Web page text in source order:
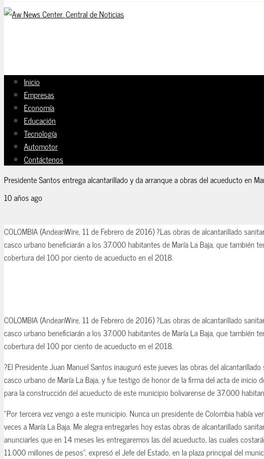
Inicio
Empresas
Economía
Educación
Tecnología
Automotor
Contáctenos
Presidente Santos entrega alcantarillado y da arranque a obras del acueducto en
10 años ago
COLOMBIA (AndeanWire, 11 de Febrero de 2016) ?Las obras de alcantarillado
casco urbano beneficiarán a los 37.000 habitantes de María La Baja, que también
cobertura del 100 por ciento de acueducto en el 2018.
COLOMBIA (AndeanWire, 11 de Febrero de 2016) ?Las obras de alcantarillado
casco urbano beneficiarán a los 37.000 habitantes de María La Baja, que también
cobertura del 100 por ciento de acueducto en el 2018.
?El Presidente Juan Manuel Santos inauguró este jueves las obras del
casco urbano de María La Baja, y fue testigo de honor de la firma del acta de inicio
para la construcción del acueducto de este municipio bolivarense de 37.000
“Por tercera vez vengo a este municipio. Nunca un presidente de Colombia había
veces a María La Baja. Me alegra entregarles hoy estas obras de alcantarillado
anunciarles que en 14 meses les entregaremos las del acueducto, las cuales
11.000 millones de pesos”, expresó el Jefe del Estado, en la plaza principal del